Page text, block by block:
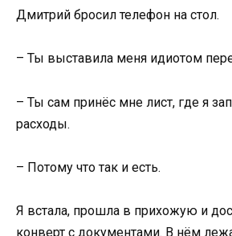
Дмитрий бросил телефон на стол.
– Ты выставила меня идиотом
– Ты сам принёс мне лист, где я
расходы.
– Потому что так и есть.
Я встала, прошла в прихожую и
конверт с документами. В нём